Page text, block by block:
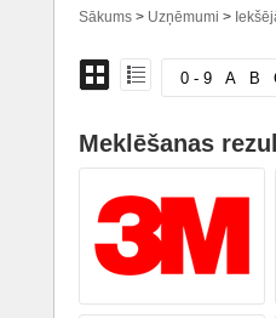
Sākums > Uzņēmumi >
0 - 9 A B
Meklēšanas